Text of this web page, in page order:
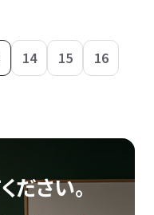
14 15 16
ださい。